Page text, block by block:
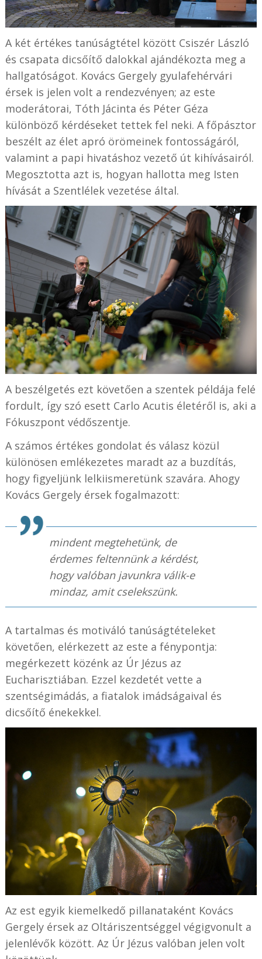
A két értékes tanúságtétel között Csiszér László
és csapata dicsőítő dalokkal ajándékozta meg a
hallgatóságot. Kovács Gergely gyulafehérvári
érsek is jelen volt a rendezvényen; az este
moderátorai, Tóth Jácinta és Péter Géza
különböző kérdéseket tettek fel neki. A főpásztor
beszélt az élet apró örömeinek fontosságáról,
valamint a papi hivatáshoz vezető út kihívásairól.
Megosztotta azt is, hogyan hallotta meg Isten
hívását a Szentlélek vezetése által.
A beszélgetés ezt követően a szentek példája felé
fordult, így szó esett Carlo Acutis életéről is, aki a
Fókuszpont védőszentje.
A számos értékes gondolat és válasz közül
különösen emlékezetes maradt az a buzdítás,
hogy figyeljünk lelkiismeretünk szavára. Ahogy
Kovács Gergely érsek fogalmazott:
mindent megtehetünk, de
érdemes feltennünk a kérdést,
hogy valóban javunkra válik-e
mindaz, amit cselekszünk.
A tartalmas és motiváló tanúságtételeket
követően, elérkezett az este a fénypontja:
megérkezett közénk az Úr Jézus az
Eucharisztiában. Ezzel kezdetét vette a
szentségimádás, a fiatalok imádságaival és
dicsőítő énekekkel.
Az est egyik kiemelkedő pillanataként Kovács
Gergely érsek az Oltáriszentséggel végigvonult a
jelenlévők között. Az Úr Jézus valóban jelen volt